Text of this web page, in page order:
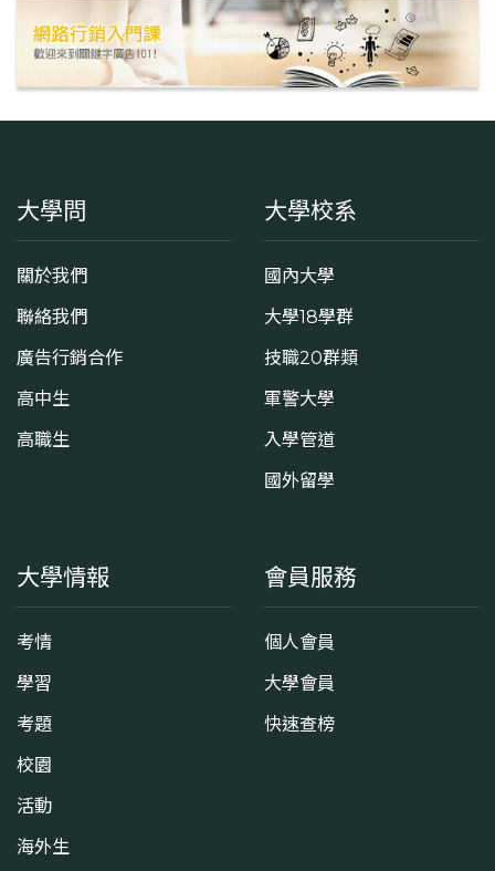
大學問
關於我們
聯絡我們
廣告行銷合作
高中生
高職生
大學校系
國內大學
大學18學群
技職20群類
軍警大學
入學管道
國外留學
大學情報
考情
學習
考題
校園
活動
海外生
會員服務
個人會員
大學會員
快速查榜